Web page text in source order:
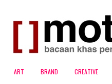
ART BRAND CREATIVE